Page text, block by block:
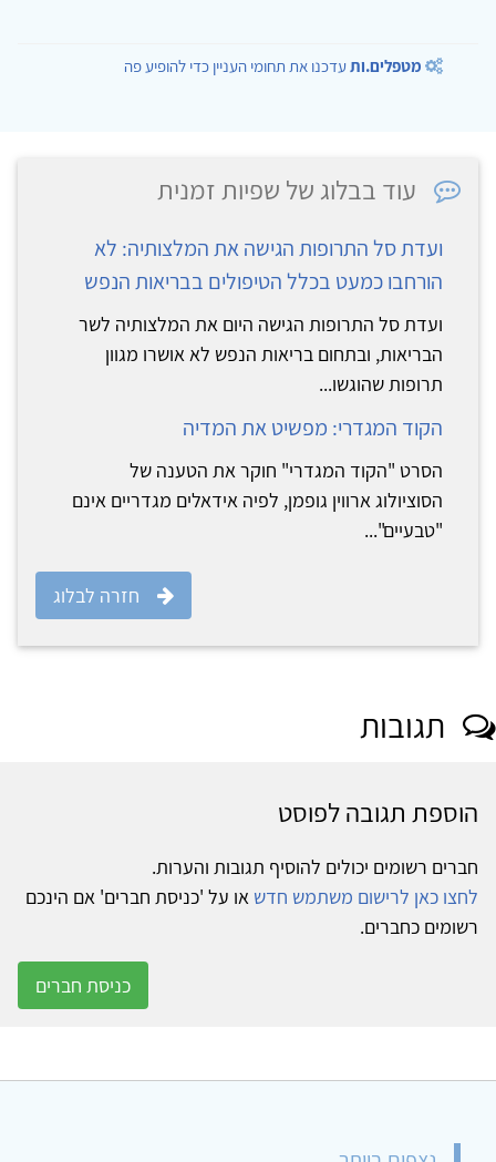
מטפלים.ותעדכנו את תחומי העניין כדי להופיע פה
עוד בבלוג של שפיות זמנית
ועדת סל התרופות הגישה את המלצותיה: לא
הורחבו כמעט בכלל הטיפולים בבריאות הנפש
ועדת סל התרופות הגישה היום את המלצותיה לשר
הבריאות, ובתחום בריאות הנפש לא אושרו מגוון
תרופות שהוגשו...
הקוד המגדרי: מפשיט את המדיה
הסרט "הקוד המגדרי" חוקר את הטענה של
הסוציולוג ארווין גופמן, לפיה אידאלים מגדריים אינם
"טבעיים"...
חזרה לבלוג
תגובות
הוספת תגובה לפוסט
חברים רשומים יכולים להוסיף תגובות והערות.
לחצו כאן לרישום משתמש חדש או על 'כניסת חברים' אם הינכם
רשומים כחברים.
כניסת חברים